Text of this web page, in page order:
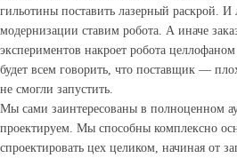
гильотины поставить лазерный раскрой. И
модернизации ставим робота. А иначе
экспериментов накроет робота
будет всем говорить, что поставщик —
не смогли запустить.
Мы сами заинтересованы в полноценном
проектируем. Мы способны комплексно
спроектировать цех целиком, начиная от